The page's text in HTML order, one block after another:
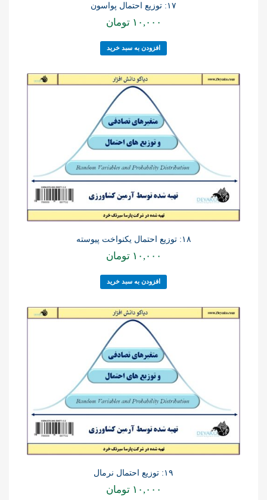
۱۷: توزیع احتمال پواسون
۱۰,۰۰۰ تومان
افزودن به سبد خرید
۱۸: توزیع احتمال یکنواخت پیوسته
۱۰,۰۰۰ تومان
افزودن به سبد خرید
۱۹: توزیع احتمال نرمال
۱۰,۰۰۰ تومان